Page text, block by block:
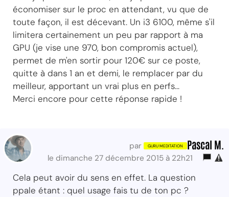
économiser sur le proc en attendant, vu que de
toute façon, il est décevant. Un i3 6100, même s'il
limitera certainement un peu par rapport à ma
GPU (je vise une 970, bon compromis actuel),
permet de m'en sortir pour 120€ sur ce poste,
quitte à dans 1 an et demi, le remplacer par du
meilleur, apportant un vrai plus en perfs...
Merci encore pour cette réponse rapide !
par Pascal M.
le dimanche 27 décembre 2015 à 22h21
Cela peut avoir du sens en effet. La question
ppale étant : quel usage fais tu de ton pc ?